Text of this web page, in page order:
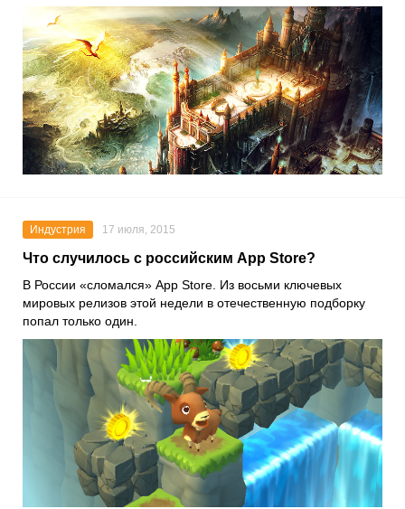
Индустрия 17 июля, 2015
Что случилось с российским App Store?
В России «сломался» App Store. Из восьми ключевых
мировых релизов этой недели в отечественную подборку
попал только один.